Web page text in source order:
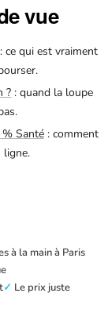
vue
: ce qui est vraiment
? : quand la loupe
Santé: comment
ligne.
à la main à Paris
Le prix juste